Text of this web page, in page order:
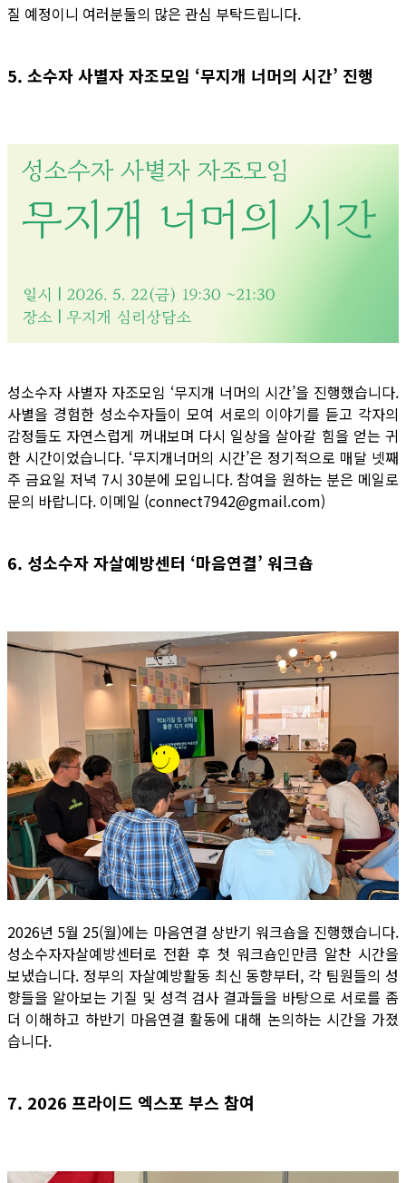
질 예정이니 여러분둘의 많은 관심 부탁드립니다.
5. 소수자 사별자 자조모임 ‘무지개 너머의 시간’ 진행
성소수자 사별자 자조모임 ‘무지개 너머의 시간’을 진행했습니다.
사별을 경험한 성소수자들이 모여 서로의 이야기를 듣고 각자의
감정들도 자연스럽게 꺼내보며 다시 일상을 살아갈 힘을 얻는 귀
한 시간이었습니다. ‘무지개너머의 시간’은 정기적으로 매달 넷째
주 금요일 저녁 7시 30분에 모입니다. 참여을 원하는 분은 메일로
문의 바랍니다. 이메일 (connect7942@gmail.com)
6. 성소수자 자살예방센터 ‘마음연결’ 워크숍
2026년 5월 25(월)에는 마음연결 상반기 워크숍을 진행했습니다.
성소수자자살예방센터로 전환 후 첫 워크숍인만큼 알찬 시간을
보냈습니다. 정부의 자살예방활동 최신 동향부터, 각 팀원들의 성
향들을 알아보는 기질 및 성격 검사 결과들을 바탕으로 서로를 좀
더 이해하고 하반기 마음연결 활동에 대해 논의하는 시간을 가졌
습니다.
7. 2026 프라이드 엑스포 부스 참여